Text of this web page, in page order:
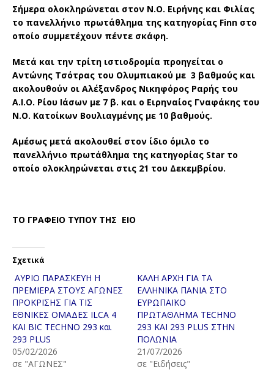
Σήμερα ολοκληρώνεται στον Ν.Ο. Ειρήνης και Φιλίας
το πανελλήνιο πρωτάθλημα της κατηγορίας Finn στο
οποίο συμμετέχουν πέντε σκάφη.
Μετά και την τρίτη ιστιοδρομία προηγείται ο
Αντώνης Τσότρας του Ολυμπιακού με 3 βαθμούς και
ακολουθούν οι Αλέξανδρος Νικηφόρος Ραρής του
Α.Ι.Ο. Ρίου Ιάσων με 7 β. και ο Ειρηναίος Γναφάκης του
Ν.Ο. Κατοίκων Βουλιαγμένης με 10 βαθμούς.
Αμέσως μετά ακολουθεί στον ίδιο όμιλο το
πανελλήνιο πρωτάθλημα της κατηγορίας Star το
οποίο ολοκληρώνεται στις 21 του Δεκεμβρίου.
ΤΟ ΓΡΑΦΕΙΟ ΤΥΠΟΥ ΤΗΣ ΕΙΟ
Σχετικά
ΑΥΡΙΟ ΠΑΡΑΣΚΕΥΗ Η
ΠΡΕΜΙΕΡΑ ΣΤΟΥΣ ΑΓΩΝΕΣ
ΠΡΟΚΡΙΣΗΣ ΓΙΑ ΤΙΣ
ΕΘΝΙΚΕΣ ΟΜΑΔΕΣ ILCA 4
ΚΑΙ BIC TECHNO 293 και
293 PLUS
05/02/2026
σε "ΑΓΩΝΕΣ"
ΚΑΛΗ ΑΡΧΗ ΓΙΑ ΤΑ
ΕΛΛΗΝΙΚΑ ΠΑΝΙΑ ΣΤΟ
ΕΥΡΩΠΑΪΚΟ
ΠΡΩΤΑΘΛΗΜΑ TECHNO
293 ΚΑΙ 293 PLUS ΣΤΗΝ
ΠΟΛΩΝΙΑ
21/07/2026
σε "Ειδήσεις"